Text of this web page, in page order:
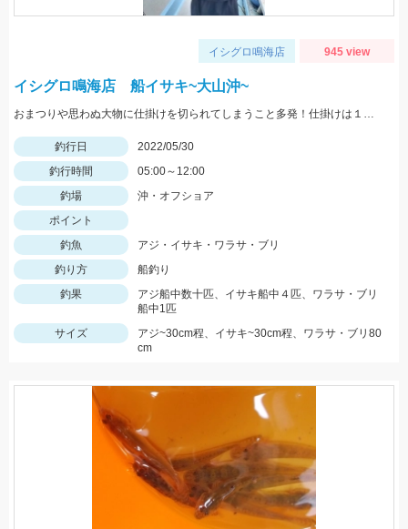
イシグロ鳴海店 945 view
イシグロ鳴海店 船イサキ~大山沖~
おまつりや思わぬ大物に仕掛けを切られてしまうこと多発！仕掛けは１０セットはあると安心です！
釣行日
2022/05/30
釣行時間
05:00～12:00
釣場
沖・オフショア
ポイント
釣魚
アジ・イサキ・ワラサ・ブリ
釣り方
船釣り
釣果
アジ船中数十匹、イサキ船中４匹、ワラサ・ブリ
船中1匹
サイズ
アジ~30cm程、イサキ~30cm程、ワラサ・ブリ80
cm